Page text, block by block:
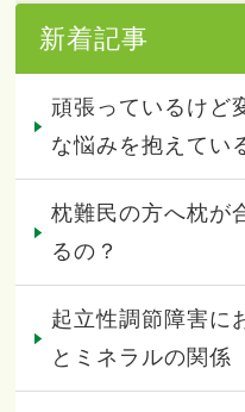
新着記事
頑張っているけ
な悩みを抱えてい
枕難民の方へ枕が
るの？
起立性調節障害に
とミネラルの関係